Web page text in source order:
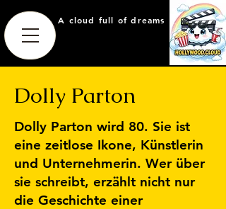
A cloud full of dreams
Dolly Parton
Dolly Parton wird 80. Sie ist
eine zeitlose Ikone, Künstlerin
und Unternehmerin. Wer über
sie schreibt, erzählt nicht nur
die Geschichte einer